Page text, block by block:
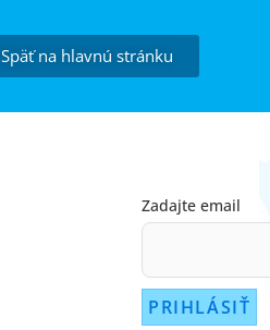
Späť na hlavnú stránku
Zadajte email